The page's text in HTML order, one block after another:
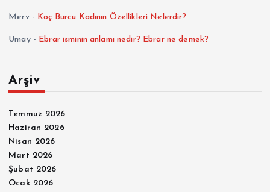
Merv- Koç Burcu Kadının Özellikleri Nelerdir?
Umay- Ebrar isminin anlamı nedir? Ebrar ne demek?
Arşiv
Temmuz 2026
Haziran 2026
Nisan 2026
Mart 2026
Şubat 2026
Ocak 2026